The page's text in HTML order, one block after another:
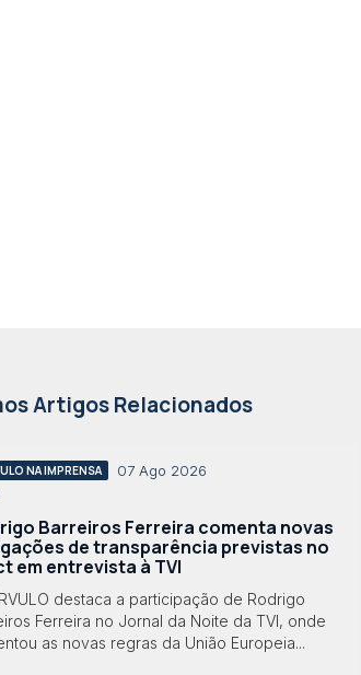
Artigos Relacionados
NA IMPRENSA 07 Ago 2026
Barreiros Ferreira comenta novas
de transparência previstas no
em entrevista à TVI
destaca a participação de Rodrigo
Ferreira no Jornal da Noite da TVI, onde
as novas regras da União Europeia...